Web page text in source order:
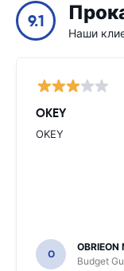
9.1
Наши
OKEY
OKEY
O
OBRIEON
Budget